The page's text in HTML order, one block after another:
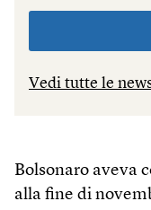
Vedi tutte le
Bolsonaro aveva
alla fine di